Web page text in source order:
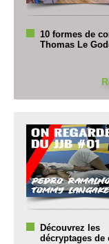
10 formes de
Thomas Le
Découvrez les
décryptages de